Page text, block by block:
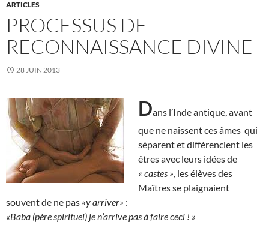
ARTICLES
PROCESSUS DE
RECONNAISSANCE DIVINE
28 JUIN 2013
Dans l’Inde antique, avant
que ne naissent ces âmes qui
séparent et différencient les
êtres avec leurs idées de
« castes » , les élèves des
Maîtres se plaignaient
souvent de ne pas «y arriver» :
«Baba (père spirituel) je n’arrive pas à faire ceci ! »